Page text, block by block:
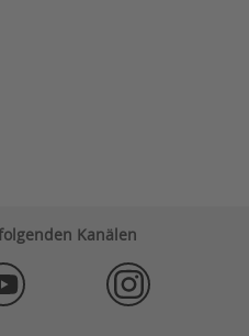
Kanälen